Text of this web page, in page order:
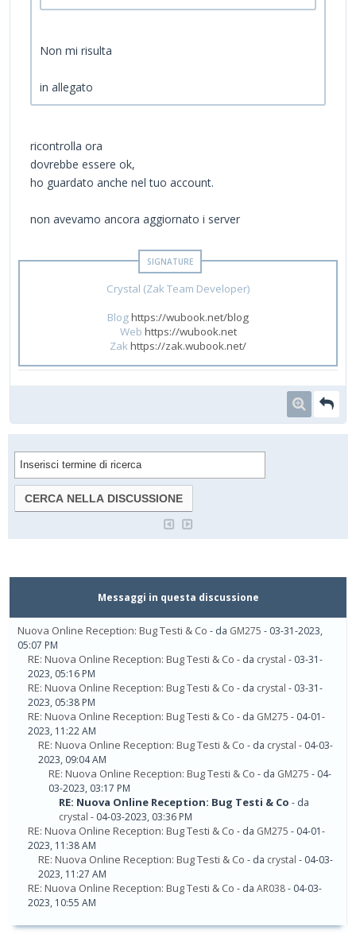
Non mi risulta
in allegato
ricontrolla ora
dovrebbe essere ok,
ho guardato anche nel tuo account.
non avevamo ancora aggiornato i server
Crystal (Zak Team Developer)
Bloghttps://wubook.net/blog
Web https://wubook.net
Zakhttps://zak.wubook.net/
Messaggi in questa discussione
Nuova Online Reception: Bug Testi & Co - da GM275 - 03-31-2023,
05:07 PM
RE: Nuova Online Reception: Bug Testi & Co - da crystal - 03-31-
2023, 05:16 PM
RE: Nuova Online Reception: Bug Testi & Co - da crystal - 03-31-
2023, 05:38 PM
RE: Nuova Online Reception: Bug Testi & Co - da GM275 - 04-01-
2023, 11:22 AM
RE: Nuova Online Reception: Bug Testi & Co - da crystal - 04-03-
2023, 09:04 AM
RE: Nuova Online Reception: Bug Testi & Co - da GM275 - 04-
03-2023, 03:17 PM
RE: Nuova Online Reception: Bug Testi & Co - da
crystal - 04-03-2023, 03:36 PM
RE: Nuova Online Reception: Bug Testi & Co - da GM275 - 04-01-
2023, 11:38 AM
RE: Nuova Online Reception: Bug Testi & Co - da crystal - 04-03-
2023, 11:27 AM
RE: Nuova Online Reception: Bug Testi & Co - da AR038- 04-03-
2023, 10:55 AM